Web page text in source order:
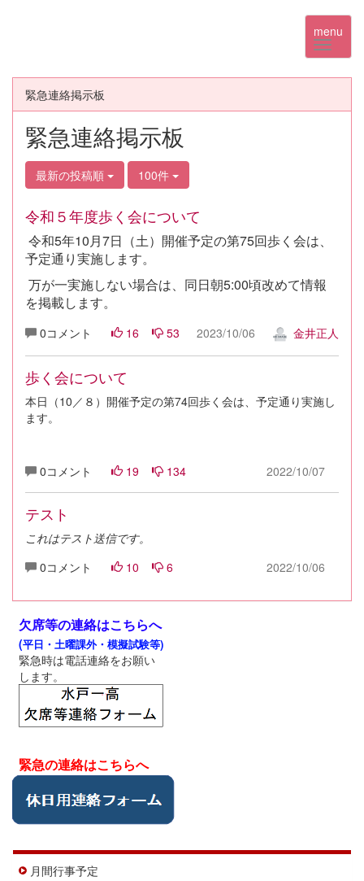
menu
緊急連絡掲示板
緊急連絡掲示板
最新の投稿順 100件
令和５年度歩く会について
令和5年10月7日（土）開催予定の第75回歩く会は、
予定通り実施します。
万が一実施しない場合は、同日朝5:00頃改めて情報
を掲載します。
0コメント 16 53 2023/10/06 金井正人
歩く会について
本日（10／８）開催予定の第74回歩く会は、予定通り実施し
ます。
0コメント 19 134 2022/10/07
テスト
これはテスト送信です。
0コメント
10 6 2022/10/06
欠席等の連絡はこちらへ
(平日・土曜課外・模擬試験等)
緊急時は電話連絡をお願い
します。
緊急の連絡はこちらへ
月間行事予定